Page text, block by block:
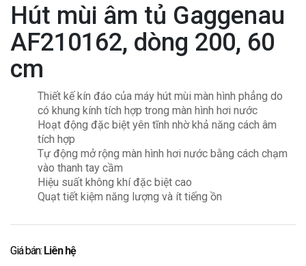
Hút mùi âm tủ Gaggenau
AF210162, dòng 200, 60
cm
Thiết kế kín đáo của máy hút mùi màn hình phẳng do
có khung kính tích hợp trong màn hình hơi nước
Hoạt động đặc biệt yên tĩnh nhờ khả năng cách âm
tích hợp
Tự động mở rộng màn hình hơi nước bằng cách chạm
vào thanh tay cầm
Hiệu suất không khí đặc biệt cao
Quạt tiết kiệm năng lượng và ít tiếng ồn
Giá bán: Liên hệ